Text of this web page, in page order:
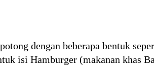
dengan beberapa bentuk
isi Hamburger (makanan khas